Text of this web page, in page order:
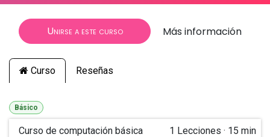
Unirse a este curso Más información
Curso Reseñas
Básico
Curso de computación básica 1 Lecciones · 15 min